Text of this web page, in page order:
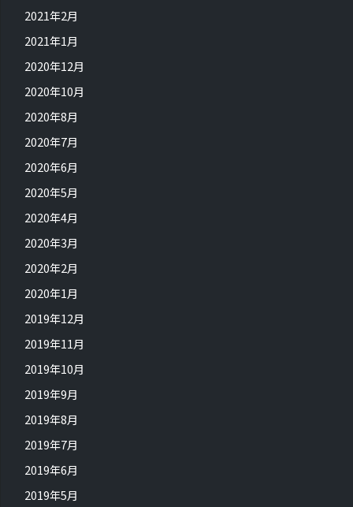
2021年2月
2021年1月
2020年12月
2020年10月
2020年8月
2020年7月
2020年6月
2020年5月
2020年4月
2020年3月
2020年2月
2020年1月
2019年12月
2019年11月
2019年10月
2019年9月
2019年8月
2019年7月
2019年6月
2019年5月